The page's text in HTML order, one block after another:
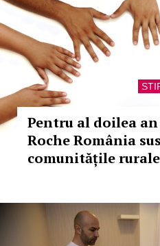
Pentru al doilea
Roche România
comunitățile